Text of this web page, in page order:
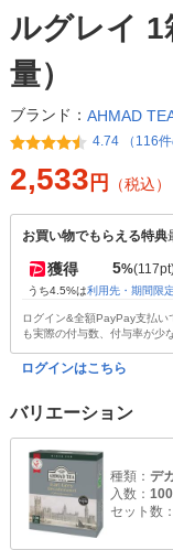
ルグレイ 1
量）
ブランド： AHMAD
4.74 （116件
2,533 円 （税込）
お買い物でもらえる特典
獲得 5%
うち4.5%は利用先・期間限定
ログイン&全額PayPay支払い
も実際の付与数、付与率が少
ログインはこちら
バリエーション
種類： デ
入数：
セット数：